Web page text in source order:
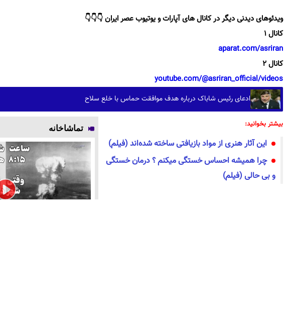
ویدئوهای دیدنی دیگر در کانال های آپارات و یوتیوب عصر ایران 👇👇👇
کانال 1
aparat.com/asriran
کانال 2
youtube.com/@asriran_official/videos
ادعای رئیس شاباک درباره هدف موافقت حماس با خلع سلاح
بیشتر بخوانید:
این آثار هنری از مواد بازیافتی ساخته شده‌اند (فیلم)
چرا همیشه احساس خستگی میکنم ؟ درمان خستگی
و بی حالی (فیلم)
تماشاخانه